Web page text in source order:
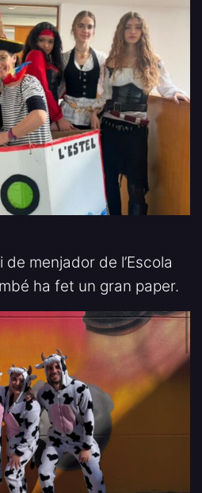
menjador de l’Escola
ha fet un gran paper.